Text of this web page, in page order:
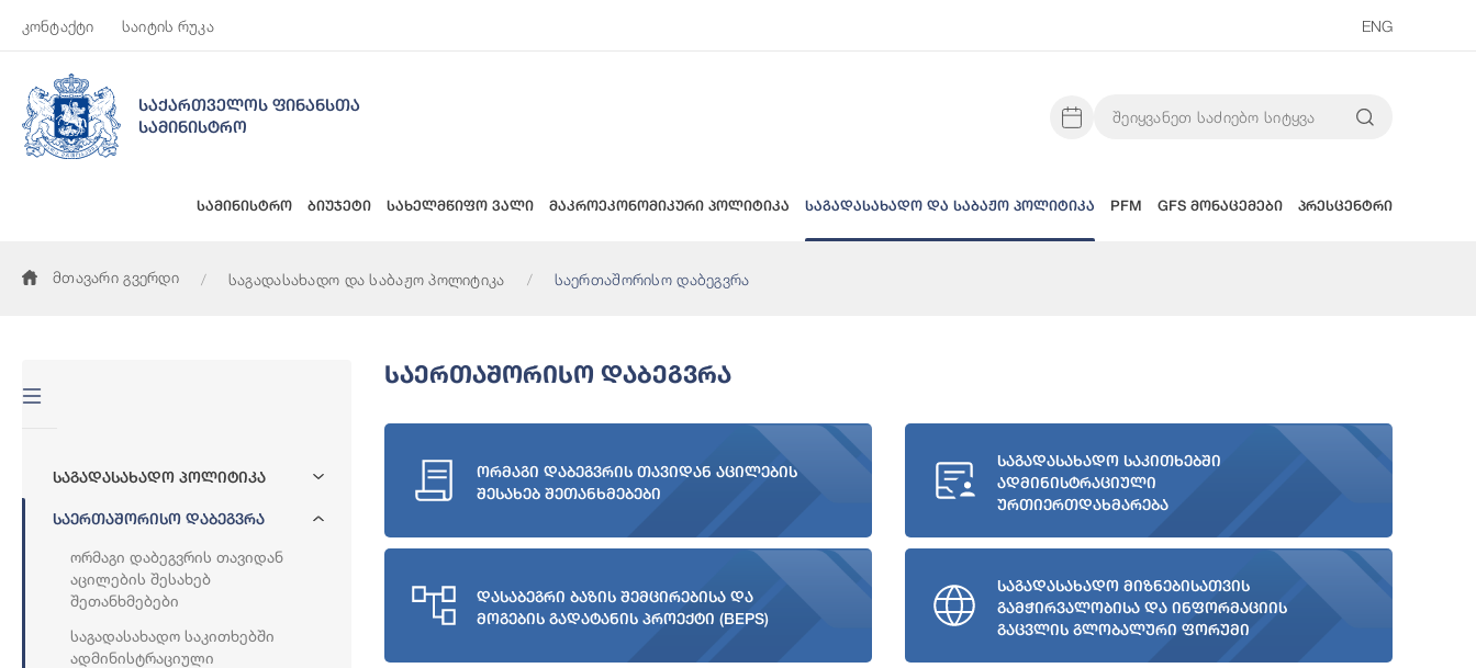
კონტაქტი საიტის რუკა ENG
საქართველოს ფინანსთა
სამინისტრო
სამინისტრო ბიუჯეტი სახელმწიფო ვალი მაკროეკონომიკური პოლიტიკა საგადასახადო და საბაჟო პოლიტიკა PFM GFS მონაცემები პრესცენტრი
მთავარი გვერდი საგადასახადო და საბაჟო პოლიტიკა საერთაშორისო დაბეგვრა
Საგადასახადო Პოლიტიკა
Საერთაშორისო Დაბეგვრა
Ორმაგი Დაბეგვრის Თავიდან
Აცილების Შესახებ
Შეთანხმებები
Საგადასახადო Საკითხებში
Ადმინისტრაციული
Საერთაშორისო Დაბეგვრა
ორმაგი დაბეგვრის თავიდან აცილების
შესახებ შეთანხმებები
საგადასახადო საკითხებში
ადმინისტრაციული
ურთიერთდახმარება
დასაბეგრი ბაზის შემცირებისა და
მოგების გადატანის პროექტი (BEPS)
საგადასახადო მიზნებისათვის
გამჭირვალობისა და ინფორმაციის
გაცვლის გლობალური ფორუმი